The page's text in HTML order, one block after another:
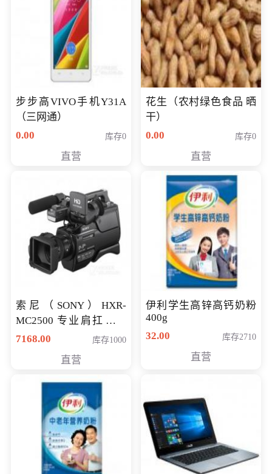
步步高VIVO手机Y31A
（三网通）
0.00
库存0
直营
花生（农村绿色食品 晒
干）
0.00
库存0
直营
索尼（SONY）HXR-
MC2500 专业肩扛式存
储卡全高清摄录一体机
清入门级摄像机
7168.00 库存1000
直营
伊利学生高锌高钙奶粉
400g
32.00
库存2710
直营